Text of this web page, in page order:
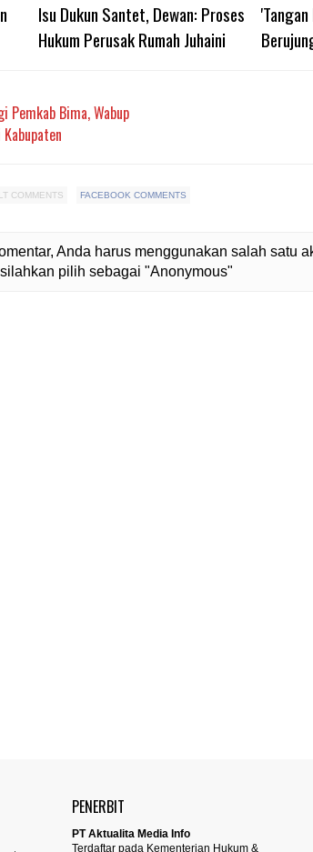
Isu Dukun Santet, Dewan: Proses
Hukum Perusak Rumah Juhaini
Pemkab Bima, Wabup
COMMENTS FACEBOOK COMMENTS
Anda harus menggunakan salah satu
pilih sebagai "Anonymous"
PENERBIT
PT Aktualita Media Info
Terdaftar pada Kementerian Hukum &